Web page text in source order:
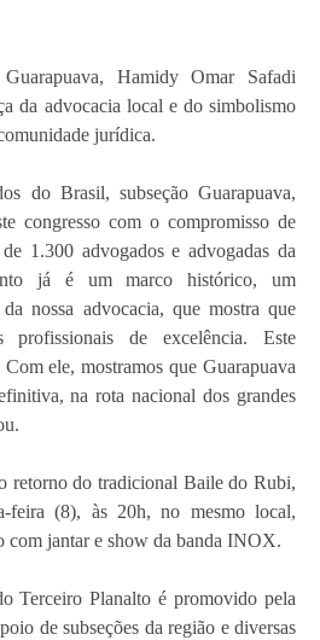
Hamidy Omar Safadi
da advocacia local e do simbolismo
jurídica.
do Brasil, subseção Guarapuava,
congresso com o compromisso de
1.300 advogados e advogadas da
já é um marco histórico, um
nossa advocacia, que mostra que
profissionais de excelência. Este
ele, mostramos que Guarapuava
na rota nacional dos grandes
retorno do tradicional Baile do Rubi,
feira (8), às 20h, no mesmo local,
com jantar e show da banda INOX.
Terceiro Planalto é promovido pela
de subseções da região e diversas